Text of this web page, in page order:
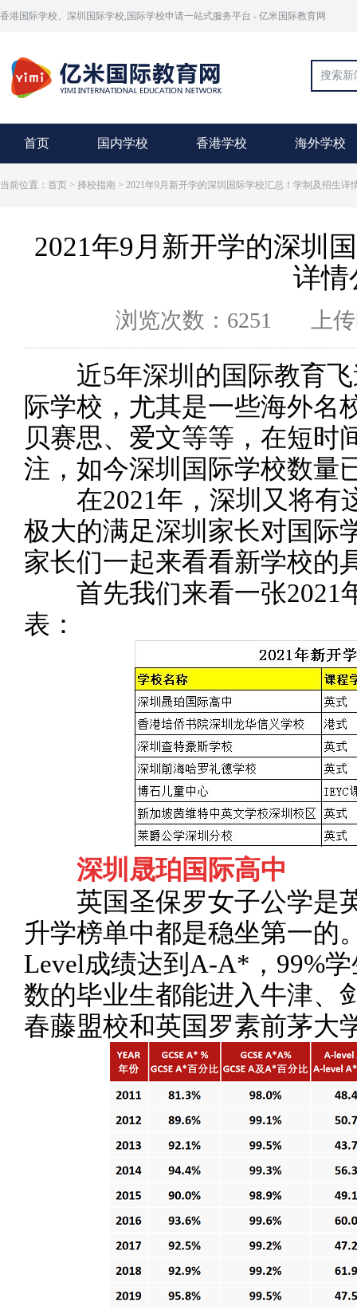
香港国际学校、深圳国际学校,国际学校申请一站式服务平台 - 亿米国际教育网
首页 国内学校 香港学校 海外学校
当前位置：首页 > 择校指南 > 2021年9月新开学的深圳国际学校汇总！学制及招生详
2021年9月新开学的深圳
详情
浏览次数：6251 上
近5年深圳的国际教育飞
际学校，尤其是一些海外名
贝赛思、爱文等等，在短时
注，如今深圳国际学校数量
在2021年，深圳又将有
极大的满足深圳家长对国际
家长们一起来看看新学校的
首先我们来看一张2021
表：
深圳晟珀国际高中
英国圣保罗女子公学是
升学榜单中都是稳坐第一的
Level成绩达到A-A*，99%
数的毕业生都能进入牛津、
春藤盟校和英国罗素前茅大